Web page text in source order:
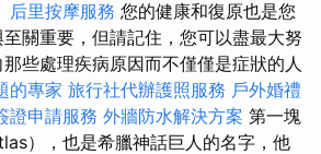
后里按摩服務 您的健康和復原也是您
關重要，但請記住，您可以盡最大努
些處理疾病原因而不僅僅是症狀的人
的專家 旅行社代辦護照服務 戶外婚禮
證申請服務 外牆防水解決方案 第一塊
），也是希臘神話巨人的名字，他